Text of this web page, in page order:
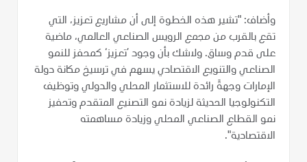
وأضاف: "تشير هذه الخطوة إلى أن مشاريع تعزيز، التي
تقع بالقرب من مجمع الرويس الصناعي العالمي، ماضية
على قدم وساق. ولاشك بأن وجود ’تعزيز‘ كمحفز للنمو
الصناعي والتنويع الاقتصادي يسهم في ترسيخ مكانة دولة
الإمارات وجهةً رائدة للاستثمار المحلي والدولي وتوظيف
التكنولوجيا الحديثة لزيادة نمو التصنيع المتقدم وتحفيز
نمو القطاع الصناعي المحلي وزيادة مساهمته
الاقتصادية".